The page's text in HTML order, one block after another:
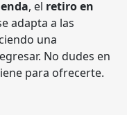
, el retiro en
adapta a las
una
No dudes en
para ofrecerte.